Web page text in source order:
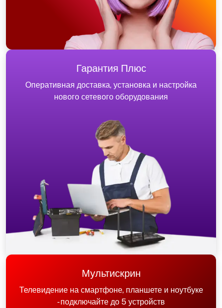
Гарантия Плюс
Оперативная доставка, установка и настройка
нового сетевого оборудования
Мультискрин
Телевидение на смартфоне, планшете и ноутбуке
- подключайте до 5 устройств